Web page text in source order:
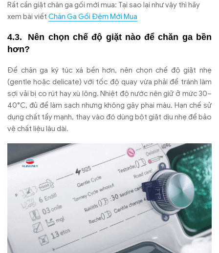
Rất cần giặt chăn ga gối mới mua: Tại sao lại như vậy thì hãy
xem bài viết Chăn Ga Gối Đệm Mới Mua
Nên chọn chếđộ giặt nàođể chăn ga bền
hơn?
Để chăn ga ký túc xá bền hơn, nên chọn chế độ giặt nhẹ
(gentle hoặc delicate) với tốc độ quay vừa phảiđể tránh làm
sợi vải bị co rút hay xù lông. Nhiệt độ nước nên giữ ở mức 30–
40°C, đủ để làm sạch nhưng không gây phai màu. Hạn chế sử
dụng chất tẩy mạnh, thay vào đó dùng bột giặt dịu nhẹđể bảo
vệ chất liệu lâu dài.